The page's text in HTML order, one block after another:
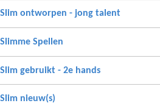
Slim ontworpen - jong talent
Slimme Spellen
Slim gebruikt - 2e hands
Slim nieuw(s)